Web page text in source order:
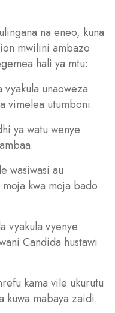
na eneo, kuna
mwilini ambazo
hali ya mtu:
unaoweza
vimelea utumboni.
ya watu wenye
wasiwasi au
kwa moja bado
vyakula vyenye
Candida hustawi
kama vile ukurutu
kuwa mabaya zaidi.